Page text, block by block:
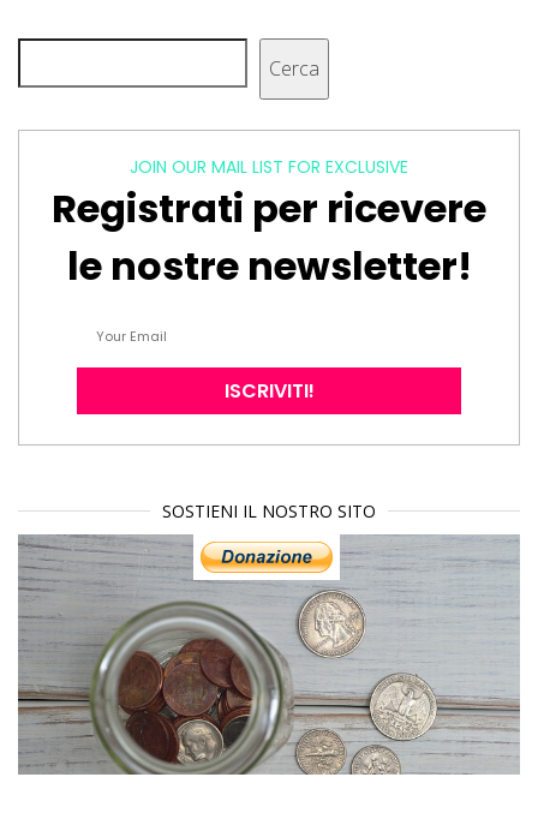
Cerca
JOIN OUR MAIL LIST FOR EXCLUSIVE
Registrati per ricevere
le nostre newsletter!
SOSTIENI IL NOSTRO SITO